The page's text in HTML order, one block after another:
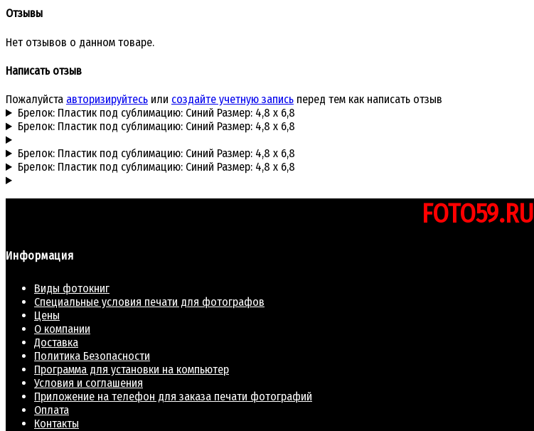
Отзывы
Нет отзывов о данном товаре.
Написать отзыв
Пожалуйста авторизируйтесь или создайте учетную запись перед тем как написать отзыв
Брелок: Пластик под сублимацию: Синий Размер: 4,8 х 6,8
Брелок: Пластик под сублимацию: Синий Размер: 4,8 х 6,8
Брелок: Пластик под сублимацию: Синий Размер: 4,8 х 6,8
Брелок: Пластик под сублимацию: Синий Размер: 4,8 х 6,8
FOTO59.RU
Информация
Виды фотокниг
Специальные условия печати для фотографов
Цены
О компании
Доставка
Политика Безопасности
Программа для установки на компьютер
Условия и соглашения
Приложение на телефон для заказа печати фотографий
Оплата
Контакты